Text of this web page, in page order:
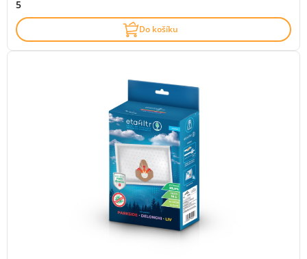
5
Do košíku